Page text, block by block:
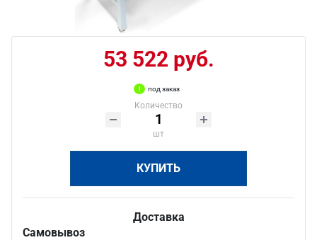
53 522 руб.
под заказ
Количество
шт
КУПИТЬ
Доставка
Самовывоз